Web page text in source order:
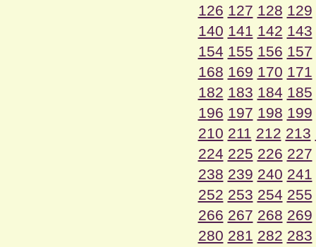
126 127 128 129
140 141 142 143
154 155 156 157
168 169 170 171
182 183 184 185
196 197 198 199
210 211 212 213
224 225 226 227
238 239 240 241
252 253 254 255
266 267 268 269
280 281 282 283